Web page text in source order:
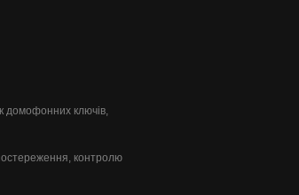
домофонних ключів,
контролю